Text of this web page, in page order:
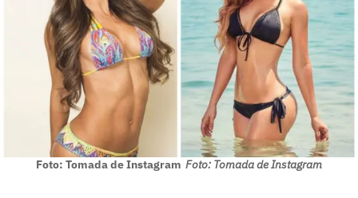
Foto: Tomada de Instagram Foto: Tomada de Instagram